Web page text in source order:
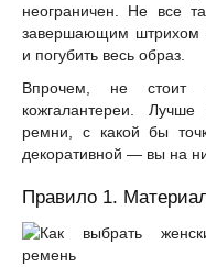
неограничен. Не все
завершающим штрихом
и погубить весь образ.
Впрочем, не стоит
кожгалантереи.
ремни, с какой бы
декоративной — вы на
Правило 1.